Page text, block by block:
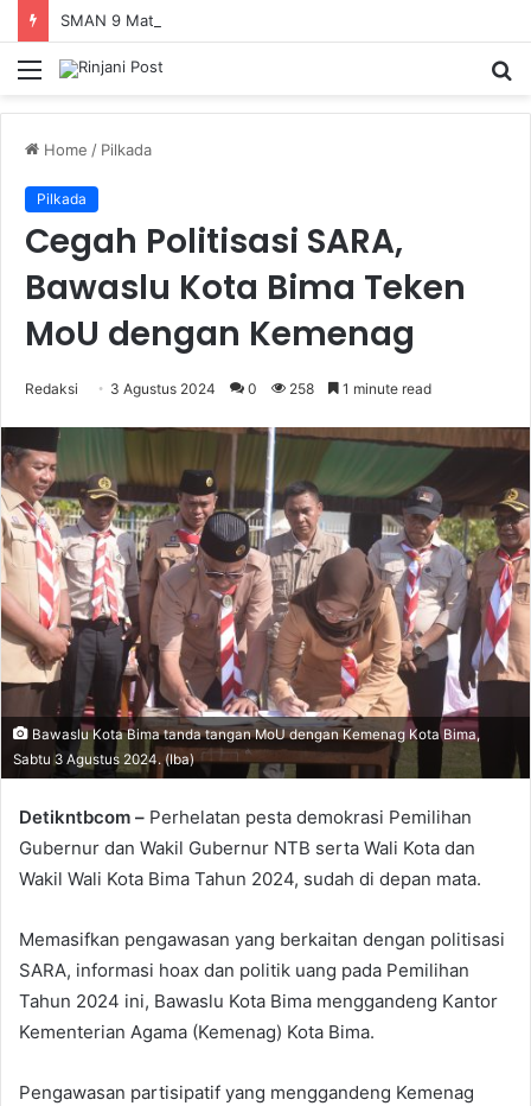
Menu
Home / Pilkada
Pilkada
Cegah Politisasi SARA,
Bawaslu Kota Bima Teken
MoU dengan Kemenag
Redaksi 3 Agustus 2024 0 258 1 minute read
Bawaslu Kota Bima tanda tangan MoU dengan Kemenag Kota Bima,
Sabtu 3 Agustus 2024. (Iba)
Detikntbcom – Perhelatan pesta demokrasi Pemilihan
Gubernur dan Wakil Gubernur NTB serta Wali Kota dan
Wakil Wali Kota Bima Tahun 2024, sudah di depan mata.
Memasifkan pengawasan yang berkaitan dengan politisasi
SARA, informasi hoax dan politik uang pada Pemilihan
Tahun 2024 ini, Bawaslu Kota Bima menggandeng Kantor
Kementerian Agama (Kemenag) Kota Bima.
Pengawasan partisipatif yang menggandeng Kemenag